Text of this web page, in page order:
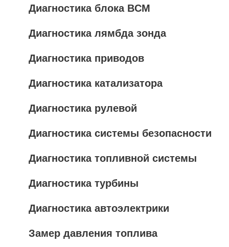
Диагностика блока BCM
Диагностика лямбда зонда
Диагностика приводов
Диагностика катализатора
Диагностика рулевой
Диагностика системы безопасности
Диагностика топливной системы
Диагностика турбины
Диагностика автоэлектрики
Замер давления топлива